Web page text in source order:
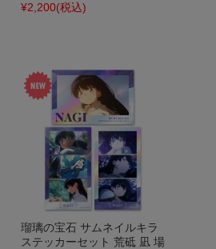
¥2,200(税込)
瑠璃の宝石 サムネイルキラ
ステッカーセット 荒砥 凪 場